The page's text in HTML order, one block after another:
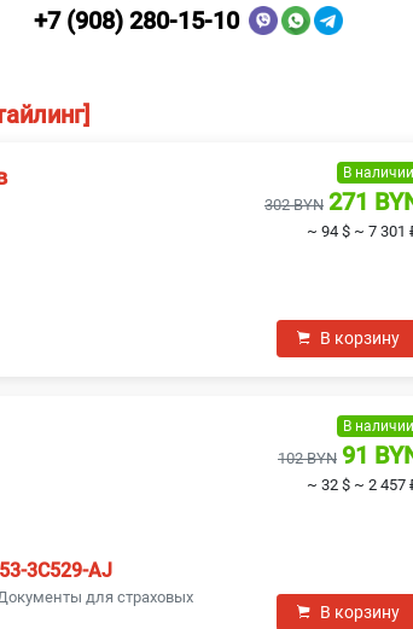
+7 (908) 280-15-10
В наличии
302 BYN 271
~ 94 $ ~ 7 301
В корзину
3C529-AJ
для страховых
В наличии
102 BYN 91
~ 32 $ ~ 2 457
В корзину